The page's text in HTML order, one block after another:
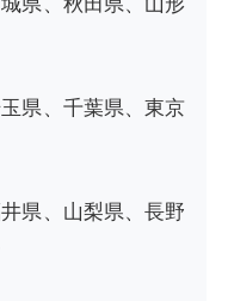
県、千葉県、東京
県、山梨県、長野